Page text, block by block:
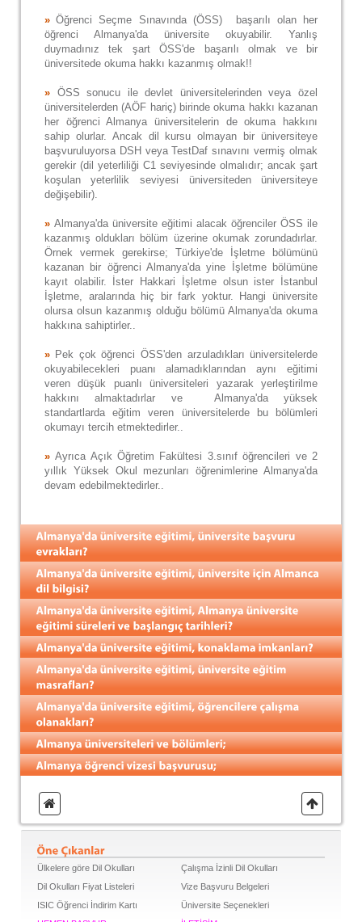
» Öğrenci Seçme Sınavında (ÖSS) başarılı olan her
öğrenci Almanya'da üniversite okuyabilir. Yanlış
duymadınız tek şart ÖSS'de başarılı olmak ve bir
üniversitede okuma hakkı kazanmış olmak!!
»
ÖSS sonucu ile devlet üniversitelerinden veya özel
üniversitelerden (AÖF hariç) birinde okuma hakkı kazanan
her öğrenci Almanya üniversitelerin de okuma hakkını
sahip olurlar. Ancak dil kursu olmayan bir üniversiteye
başvuruluyorsa DSH veya TestDaf sınavını vermiş olmak
gerekir (dil yeterliliği C1 seviyesinde olmalıdır; ancak şart
koşulan yeterlilik seviyesi üniversiteden üniversiteye
değişebilir).
» Almanya'da üniversite eğitimi alacak öğrenciler ÖSS ile
kazanmış oldukları bölüm üzerine okumak zorundadırlar.
Örnek vermek gerekirse; Türkiye'de İşletme bölümünü
kazanan bir öğrenci Almanya'da yine İşletme bölümüne
kayıt olabilir. İster Hakkari İşletme olsun ister İstanbul
İşletme, aralarında hiç bir fark yoktur. Hangi üniversite
olursa olsun kazanmış olduğu bölümü Almanya'da okuma
hakkına sahiptirler..
» Pek çok öğrenci ÖSS'den arzuladıkları üniversitelerde
okuyabilecekleri puanı alamadıklarından aynı eğitimi
veren düşük puanlı üniversiteleri yazarak yerleştirilme
hakkını almaktadırlar ve Almanya'da yüksek
standartlarda eğitim veren üniversitelerde bu bölümleri
okumayı tercih etmektedirler..
» Ayrıca Açık Öğretim Fakültesi 3.sınıf öğrencileri ve 2
yıllık Yüksek Okul mezunları öğrenimlerine Almanya'da
devam edebilmektedirler..
Ülkelere göre Dil Okulları
Çalışma İzinli Dil Okulları
Dil Okulları Fiyat Listeleri
Vize Başvuru Belgeleri
ISIC Öğrenci İndirim Kartı
Üniversite Seçenekleri